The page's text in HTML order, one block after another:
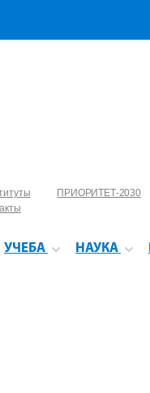
ПРИОРИТЕТ-2030
УЧЕБА НАУКА